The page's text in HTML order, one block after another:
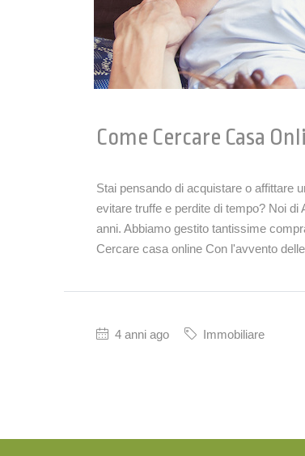
Come Cercare Casa
Stai pensando di acquistare o affittare
evitare truffe e perdite di tempo? Noi
anni. Abbiamo gestito tantissime
Cercare casa online Con l'avvento
4 anni ago Immobiliare